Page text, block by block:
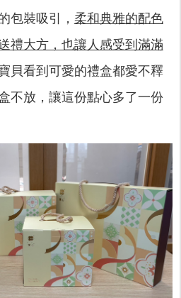
包裝吸引， 柔和典雅的配色
禮大方，也讓人感受到滿滿
貝看到可愛的禮盒都愛不釋
不放，讓這份點心多了一份